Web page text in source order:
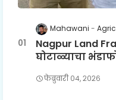
Mahawani
Nagpur Land
घोटाळ्याचा
फेब्रुवारी ०४, २०२६